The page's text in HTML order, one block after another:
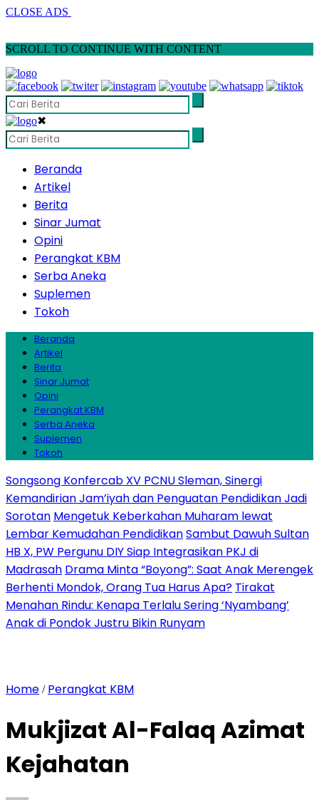
CLOSE ADS
SCROLL TO CONTINUE WITH CONTENT
✖
Beranda
Artikel
Berita
Sinar Jumat
Opini
Perangkat KBM
Serba Aneka
Suplemen
Tokoh
Beranda
Artikel
Berita
Sinar Jumat
Opini
Perangkat KBM
Serba Aneka
Suplemen
Tokoh
Songsong Konfercab XV PCNU Sleman, Sinergi
Kemandirian Jam’iyah dan Penguatan Pendidikan Jadi
Sorotan Mengetuk Keberkahan Muharam lewat
Lembar Kemudahan PendidikanSambut Dawuh Sultan
HB X, PW Pergunu DIY Siap Integrasikan PKJ di
Madrasah Drama Minta “Boyong”: Saat Anak Merengek
Berhenti Mondok, Orang Tua Harus Apa? Tirakat
Menahan Rindu: Kenapa Terlalu Sering ‘Nyambang’
Anak di Pondok Justru Bikin Runyam
Home / Perangkat KBM
Mukjizat Al-Falaq Azimat
Kejahatan